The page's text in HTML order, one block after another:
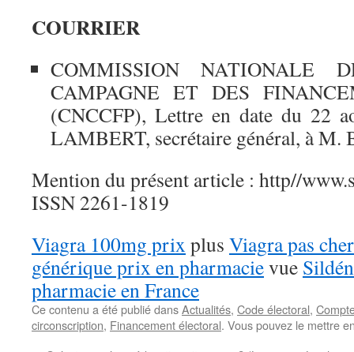
COURRIER
COMMISSION NATIONALE
CAMPAGNE ET DES
(CNCCFP), Lettre en date du 22
LAMBERT, secrétaire général, à M.
Mention du présent article : http//
ISSN 2261-1819
Viagra 100mg prix plus Viagra pas
générique prix en pharmacievue
pharmacie en France
Ce contenu a été publié dansActualités, Code électoral,
circonscription, Financement électoral. Vous pouvez le mettre